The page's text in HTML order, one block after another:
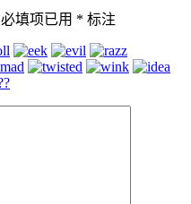
必填项已用 * 标注